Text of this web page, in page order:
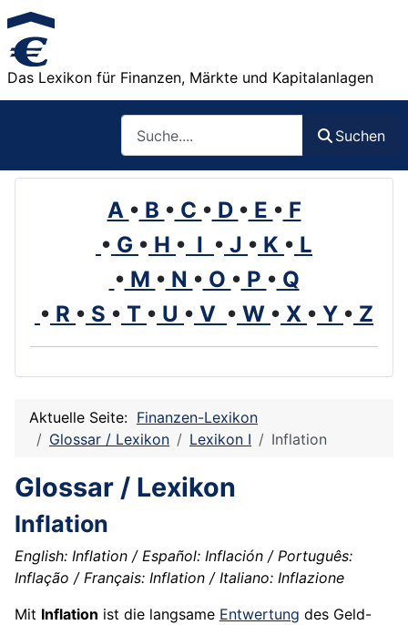
Das Lexikon für Finanzen, Märkte und Kapitalanlagen
Suchen
A • B • C • D • E • F
• G • H • I • J • K • L
• M • N • O • P • Q
• R • S • T • U • V • W • X • Y • Z
Aktuelle Seite: Finanzen-Lexikon
Glossar / Lexikon
Lexikon I Inflation
Glossar / Lexikon
Inflation
English: Inflation / Español: Inflación / Português:
Inflação / Français: Inflation / Italiano: Inflazione
Mit Inflation ist die langsame Entwertung des Geld-